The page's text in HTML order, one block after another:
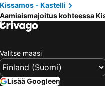
Kissamos - Kastelli
Aamiaismajoitus kohteessa
Valitse maasi
Lisää Googleen